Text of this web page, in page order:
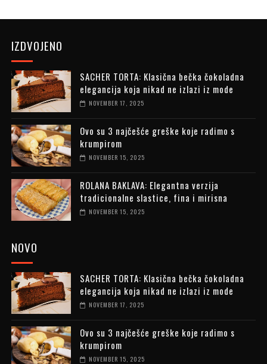
IZDVOJENO
SACHER TORTA: Klasična bečka čokoladna
elegancija koja nikad ne izlazi iz mode
NOVEMBER 17, 2025
Ovo su 3 najčešće greške koje radimo s
krumpirom
NOVEMBER 15, 2025
ROLANA BAKLAVA: Elegantna verzija
tradicionalne slastice, fina i mirisna
NOVEMBER 15, 2025
NOVO
SACHER TORTA: Klasična bečka čokoladna
elegancija koja nikad ne izlazi iz mode
NOVEMBER 17, 2025
Ovo su 3 najčešće greške koje radimo s
krumpirom
NOVEMBER 15, 2025